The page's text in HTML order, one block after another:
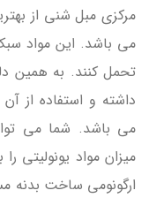
مرکزی مبل شنی از
می باشد. این مواد سبک
داشته و استفاده از
می باشد. شما می
میزان مواد یونولیتی
ارگونومی ساخت بدنه